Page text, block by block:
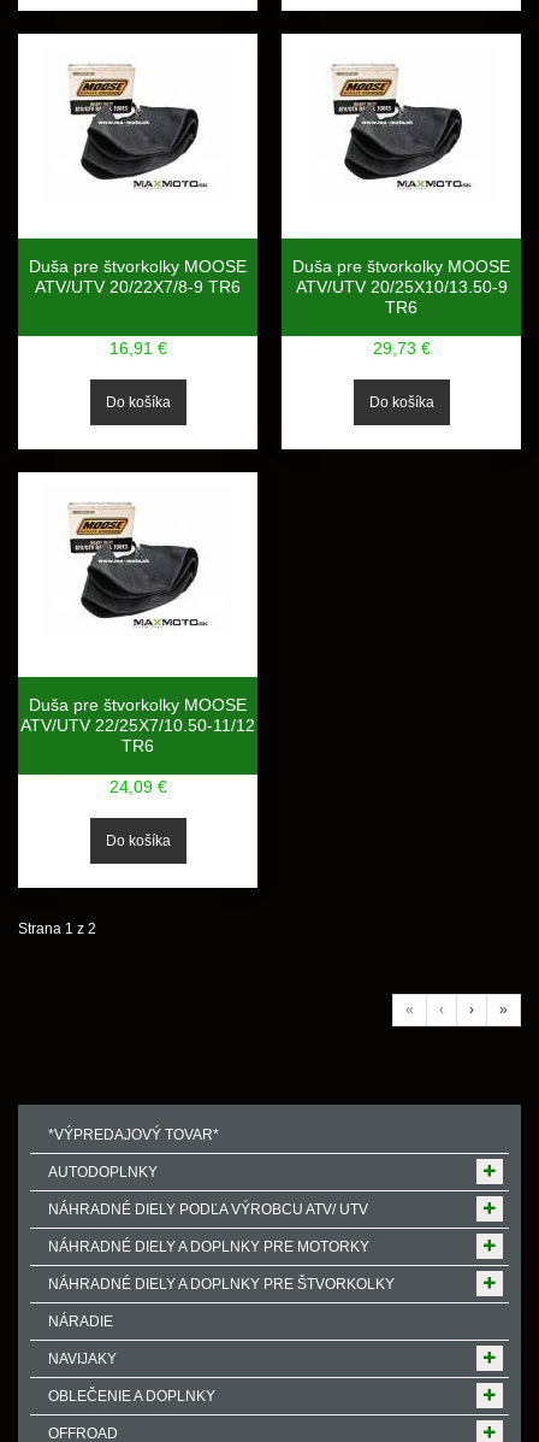
Duša pre štvorkolky MOOSE
ATV/UTV 20/22X7/8-9 TR6
16,91 €
Duša pre štvorkolky MOOSE
ATV/UTV 20/25X10/13.50-9
TR6
29,73 €
Duša pre štvorkolky MOOSE
ATV/UTV 22/25X7/10.50-11/12
TR6
24,09 €
Strana 1 z 2
« ‹ › »
*VÝPREDAJOVÝ TOVAR*
AUTODOPLNKY
NÁHRADNÉ DIELY PODĽA VÝROBCU ATV/ UTV
NÁHRADNÉ DIELY A DOPLNKY PRE MOTORKY
NÁHRADNÉ DIELY A DOPLNKY PRE ŠTVORKOLKY
NÁRADIE
NAVIJAKY
OBLEČENIE A DOPLNKY
OFFROAD